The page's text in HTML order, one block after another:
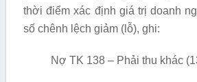
thời điểm xác định giá trị doanh
số chênh lệch giảm (lỗ), ghi:
Nợ TK 138 – Phải thu khác